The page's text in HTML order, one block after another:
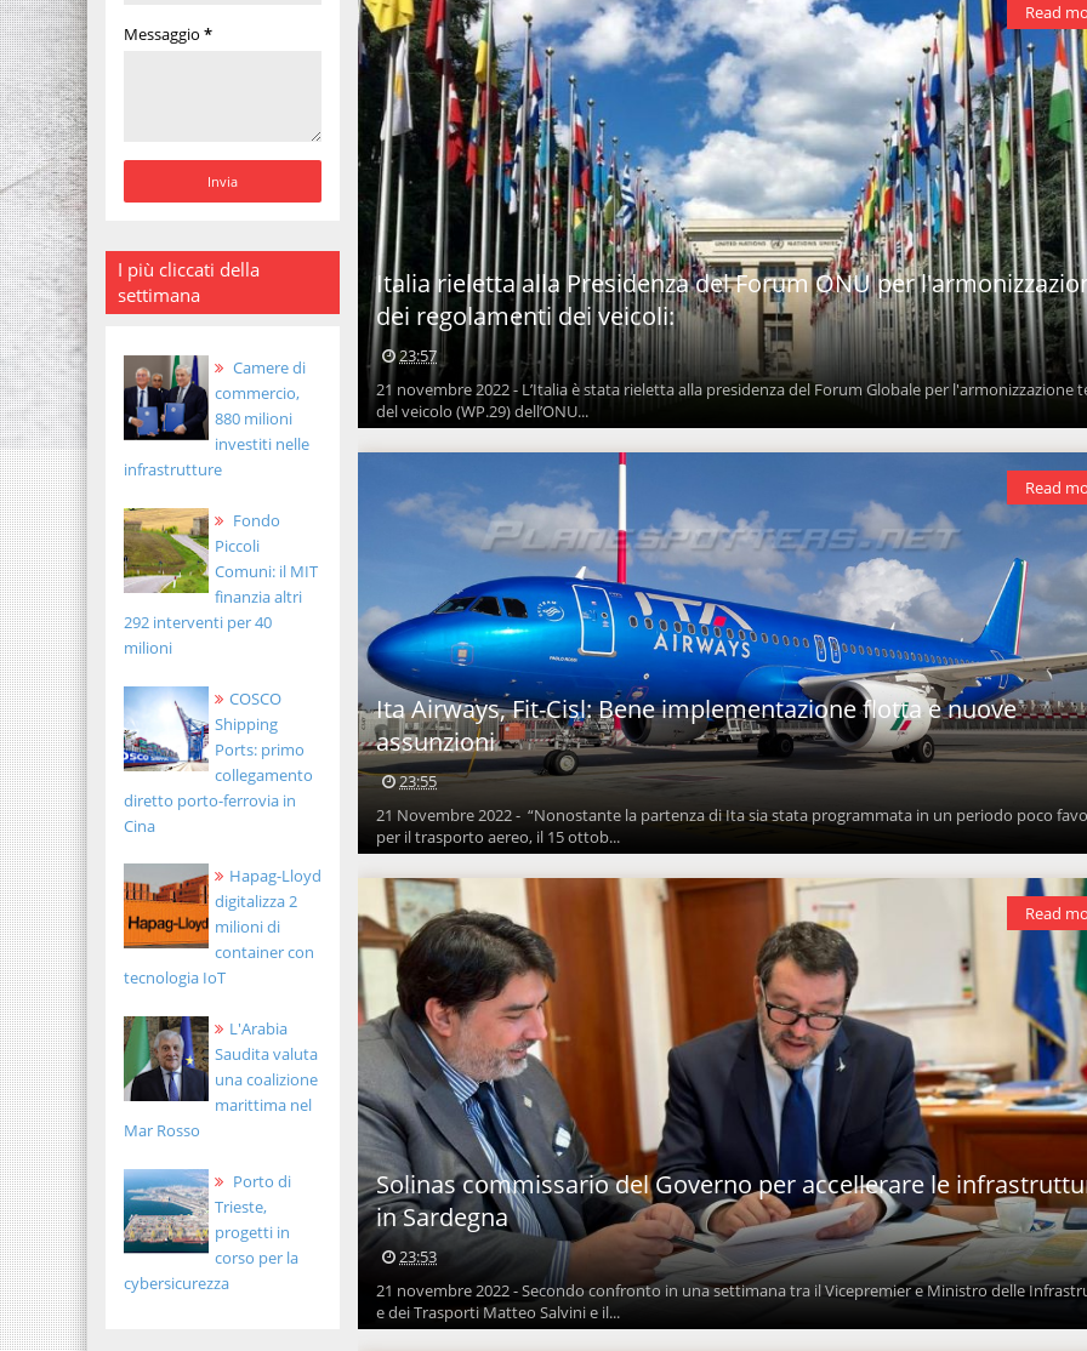
Messaggio *
I più cliccati della
settimana
Camere di
commercio,
880 milioni
investiti nelle
infrastrutture
Fondo
Piccoli
Comuni: il MIT
finanzia altri
292 interventi per 40
milioni
COSCO
Shipping
Ports: primo
collegamento
diretto porto-ferrovia in
Cina
Hapag-Lloyd
digitalizza 2
milioni di
container con
tecnologia IoT
L'Arabia
Saudita valuta
una coalizione
marittima nel
Mar Rosso
Porto di
Trieste,
progetti in
corso per la
cybersicurezza
Italia rieletta alla Presidenza del Forum ONU per
dei regolamenti dei veicoli:
23:57
21 novembre 2022 - L’Italia è stata rieletta alla presidenza del Forum Globale per l'armonizzazione
del veicolo (WP.29) dell’ONU...
Read
Ita Airways, Fit-Cisl: Bene implementazione flotta e nuove
assunzioni
23:55
21 Novembre 2022 - “Nonostante la partenza di Ita sia stata programmata in un periodo poco
per il trasporto aereo, il 15 ottob...
Read
Solinas commissario del Governo per accellerare le
in Sardegna
23:53
21 novembre 2022 - Secondo confronto in una settimana tra il Vicepremier e Ministro delle
e dei Trasporti Matteo Salvini e il...
Read